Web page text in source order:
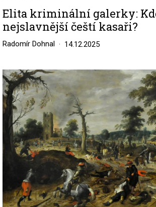
Elita kriminální galerky:
nejslavnější čeští kasaři?
Radomír Dohnal 14.12.2025
Image